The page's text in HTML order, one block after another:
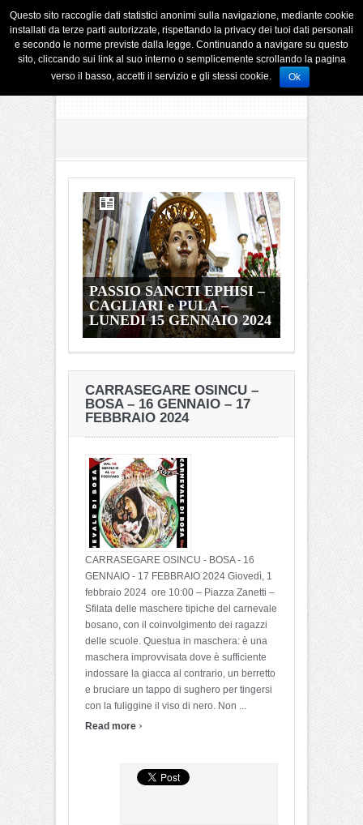
PASSIO SANCTI EPHISI –
CAGLIARI e PULA –
LUNEDI 15 GENNAIO 2024
AUTUNNO IN BARBAGIA
– TETI – 16-17
SETTEMBRE 2023
CARRASEGARE OSINCU –
BOSA – 16 GENNAIO – 17
FEBBRAIO 2024
CARRASEGARE OSINCU - BOSA - 16
GENNAIO - 17 FEBBRAIO 2024 Giovedì, 1
febbraio 2024 ore 10:00 – Piazza Zanetti –
Sfilata delle maschere tipiche del carnevale
bosano, con il coinvolgimento dei ragazzi
delle scuole. Questua in maschera: è una
maschera improvvisata dove è sufficiente
indossare la giacca al contrario, un berretto
e bruciare un tappo di sughero per tingersi
con la fuliggine il viso di nero. Non ...
Read more ›
Questo sito raccoglie dati statistici anonimi sulla navigazione, mediante cookie
installati da terze parti autorizzate, rispettando la privacy dei tuoi dati personali
e secondo le norme previste dalla legge. Continuando a navigare su questo
sito, cliccando sui link al suo interno o semplicemente scrollando la pagina
verso il basso, accetti il servizio e gli stessi cookie.
Ok